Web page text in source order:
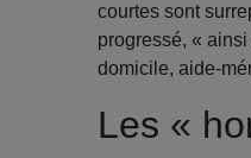
courtes sont
progressé, «
domicile, aide-
Les «